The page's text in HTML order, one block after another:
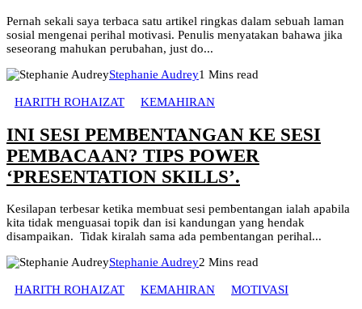
Pernah sekali saya terbaca satu artikel ringkas dalam sebuah laman
sosial mengenai perihal motivasi. Penulis menyatakan bahawa jika
seseorang mahukan perubahan, just do...
Stephanie Audrey1 Mins read
HARITH ROHAIZAT KEMAHIRAN
INI SESI PEMBENTANGAN KE SESI
PEMBACAAN? TIPS POWER
‘PRESENTATION SKILLS’.
Kesilapan terbesar ketika membuat sesi pembentangan ialah apabila
kita tidak menguasai topik dan isi kandungan yang hendak
disampaikan. Tidak kiralah sama ada pembentangan perihal...
Stephanie Audrey2 Mins read
HARITH ROHAIZAT KEMAHIRAN MOTIVASI